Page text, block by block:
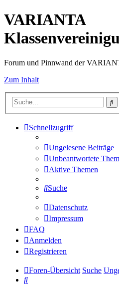
VARIANTA
Forum und Pinnwand der
Zum Inhalt
Schnellzugriff
Ungelesene Beiträge
Unbeantwortete
Aktive Themen
Suche
Datenschutz
Impressum
FAQ
Anmelden
Registrieren
Foren-Übersicht Suche
Suche